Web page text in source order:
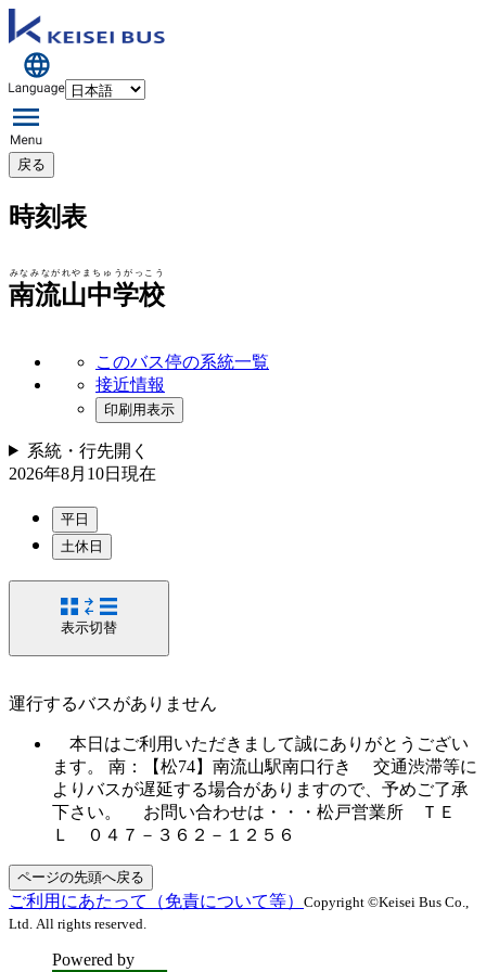
戻る
時刻表
南流山中学校
みなみながれやまちゅうがっこう
このバス停の系統一覧
接近情報
印刷用表示
系統・行先開く
2026年8月10日 現在
平日
土休日
表示切替
運行するバスがありません
本日はご利用いただきまして誠にありがとうござい
ます。 南：【松74】南流山駅南口行き 交通渋滞等に
よりバスが遅延する場合がありますので、予めご了承
下さい。 お問い合わせは・・・松戸営業所 ＴＥ
Ｌ ０４７－３６２－１２５６
ページの先頭へ戻る
ご利用にあたって（免責について等） Copyright ©Keisei Bus Co.,
Ltd. All rights reserved.
Powered by